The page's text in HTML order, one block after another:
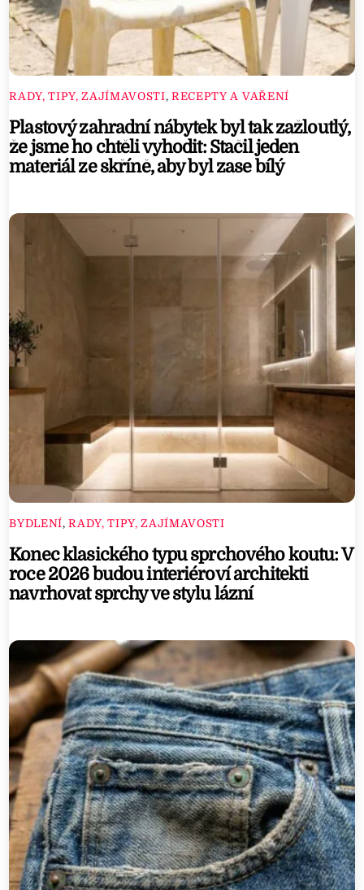
RADY, TIPY, ZAJÍMAVOSTI,RECEPTY A VAŘENÍ
Plastový zahradní nábytek byl tak zažloutlý,
že jsme ho chtěli vyhodit: Stačil jeden
materiál ze skříně, aby byl zase bílý
BYDLENÍ,RADY, TIPY, ZAJÍMAVOSTI
Konec klasického typu sprchového koutu: V
roce 2026 budou interiéroví architekti
navrhovat sprchy ve stylu lázní